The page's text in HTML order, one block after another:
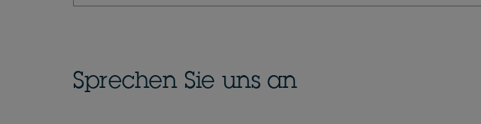
Sprechen Sie uns an